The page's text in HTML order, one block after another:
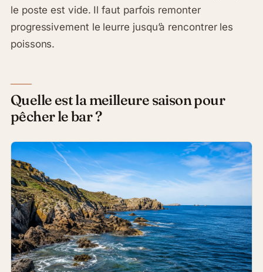
le poste est vide. Il faut parfois remonter
progressivement le leurre jusqu’à rencontrer les
poissons.
Quelle est la meilleure saison pour
pêcher le bar ?